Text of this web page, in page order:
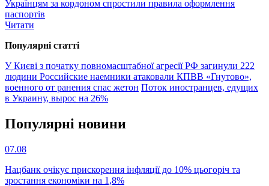
Українцям за кордоном спростили правила оформлення
паспортів
Читати
Популярнi статтi
У Києві з початку повномасштабної агресії РФ загинули 222
людини Российские наемники атаковали КПВВ «Гнутово»,
военного от ранения спас жетон Поток иностранцев, едущих
в Украину, вырос на 26%
Популярнi новини
07.08
Нацбанк очікує прискорення інфляції до 10% цьогоріч та
зростання економіки на 1,8%